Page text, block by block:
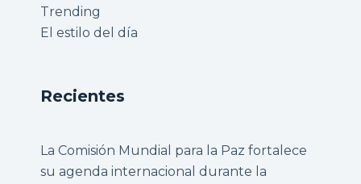
Trending
El estilo del día
Recientes
La Comisión Mundial para la Paz fortalece
su agenda internacional durante la